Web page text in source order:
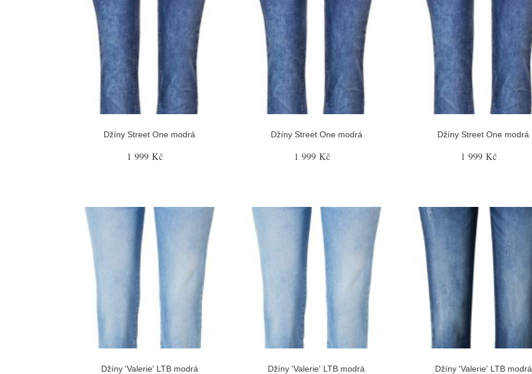
Džíny Street One modrá
1 999 Kč
Džíny Street One modrá
1 999 Kč
Džíny Street One modrá
1 999 Kč
Džíny 'Valerie' LTB modrá
Džíny 'Valerie' LTB modrá
Džíny 'Valerie' LTB modrá